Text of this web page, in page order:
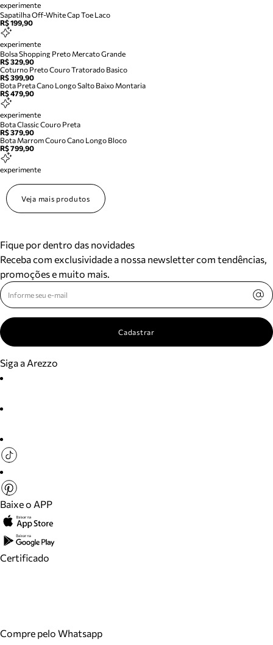
experimente
Sapatilha Off-White Cap Toe Laco
R$ 199,90
experimente
Bolsa Shopping Preto Mercato Grande
R$ 329,90
Coturno Preto Couro Tratorado Basico
R$ 399,90
Bota Preta Cano Longo Salto Baixo Montaria
R$ 479,90
experimente
Bota Classic Couro Preta
R$ 379,90
Bota Marrom Couro Cano Longo Bloco
R$ 799,90
experimente
Veja mais produtos
Fique por dentro das novidades
Receba com exclusividade a nossa newsletter com tendências,
promoções e muito mais.
Cadastrar
Siga a Arezzo
Baixe o APP
Certificado
Compre pelo Whatsapp